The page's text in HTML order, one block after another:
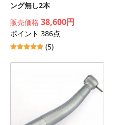
ング無し2本
販売価格 38,600円
ポイント 386点
(5)